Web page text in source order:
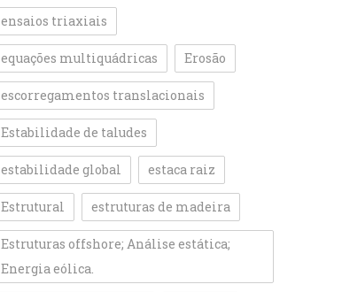
ensaios triaxiais
equações multiquádricas Erosão
escorregamentos translacionais
Estabilidade de taludes
estabilidade global estaca raiz
Estrutural estruturas de madeira
Estruturas offshore; Análise estática;
Energia eólica.